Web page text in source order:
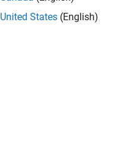
United States (English)